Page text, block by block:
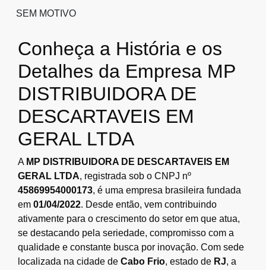
SEM MOTIVO
Conheça a História e os
Detalhes da Empresa MP
DISTRIBUIDORA DE
DESCARTAVEIS EM
GERAL LTDA
A MP DISTRIBUIDORA DE DESCARTAVEIS EM
GERAL LTDA, registrada sob o CNPJ nº
45869954000173, é uma empresa brasileira fundada
em 01/04/2022. Desde então, vem contribuindo
ativamente para o crescimento do setor em que atua,
se destacando pela seriedade, compromisso com a
qualidade e constante busca por inovação. Com sede
localizada na cidade de Cabo Frio, estado de RJ, a